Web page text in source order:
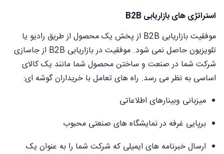
استراتژی های بازاریابی B2B
موفقیت بازاریابی B2B از پخش یک محصول از طریق رادیو یا
تلویزیون حاصل نمی شود. موفقیت در بازاریابی B2B از جاسازی
شرکت شما در صنعت و ساختن محصول شما مانند یک کالای
اساسی به نظر می رسد. راه های تعامل با خریداران گوشه ای:
میزبانی وبینارهای اطلاعاتی
برپایی غرفه در نمایشگاه های صنعتی محبوب
ارسال خبرنامه های ایمیلی که شرکت شما را به عنوان یک